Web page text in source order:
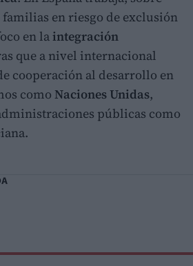
en riesgo de exclusión
en laintegración
que a nivel internacional
cooperación al desarrollo en
como Naciones Unidas,
públicas como